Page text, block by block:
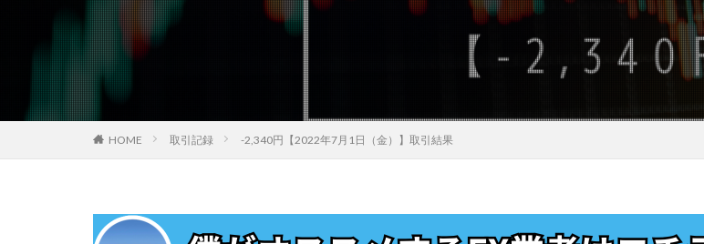
HOME 取引記録 -2,340円【2022年7月1日（金）】取引結果